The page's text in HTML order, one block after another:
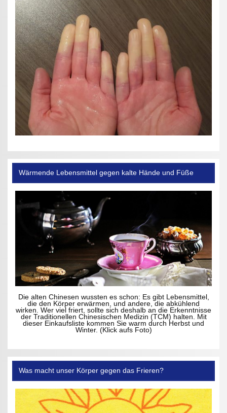
Wärmende Lebensmittel gegen kalte Hände und Füße
Die alten Chinesen wussten es schon: Es gibt Lebensmittel,
die den Körper erwärmen, und andere, die abkühlend
wirken. Wer viel friert, sollte sich deshalb an die Erkenntnisse
der Traditionellen Chinesischen Medizin (TCM) halten. Mit
dieser Einkaufsliste kommen Sie warm durch Herbst und
Winter. (Klick aufs Foto)
Was macht unser Körper gegen das Frieren?